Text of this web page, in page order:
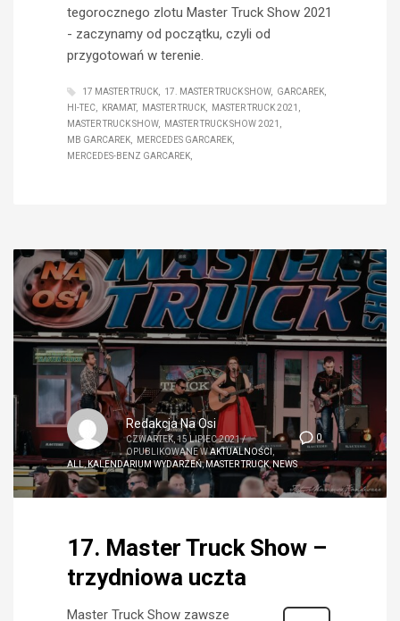
tegorocznego zlotu Master Truck Show 2021
- zaczynamy od początku, czyli od
przygotowań w terenie.
17 MASTER TRUCK 17. MASTER TRUCK SHOW
GARCAREK
HI-TEC
KRAMAT MASTER TRUCK
MASTER TRUCK 2021
MASTER TRUCK SHOW
MASTER TRUCK SHOW 2021
MB GARCAREK
MERCEDES GARCAREK
MERCEDES-BENZ GARCAREK
0
Redakcja Na Osi
CZWARTEK, 15 LIPIEC 2021/
OPUBLIKOWANE WAKTUALNOŚCI,
ALL,KALENDARIUM WYDARZEŃ,MASTER TRUCK,NEWS
17. Master Truck Show –
trzydniowa uczta
Master Truck Show zawsze